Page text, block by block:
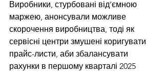
Виробники, стурбовані від’ємною
маржею, анонсували можливе
скорочення виробництва, тоді як
сервісні центри змушені коригувати
прайс-листи, аби збалансувати
рахунки в першому кварталі 2025